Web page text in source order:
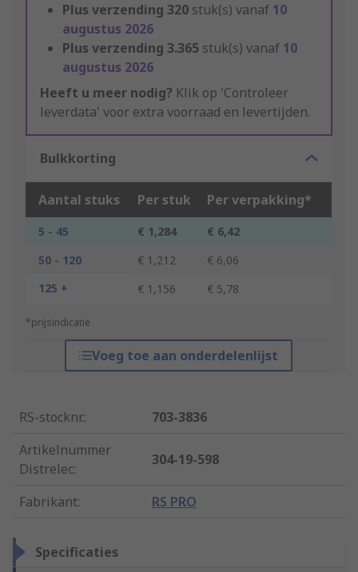
Plus verzending 320 stuk(s) vanaf 10
augustus 2026
Plus verzending 3.365 stuk(s) vanaf 10
augustus 2026
Heeft u meer nodig? Klik op 'Controleer
leverdata' voor extra voorraad en levertijden.
Bulkkorting
Aantal stuks Per stuk Per verpakking*
5 - 45 € 1,284
€ 6,42
50 - 120
€ 1,212
€ 6,06
125 +
€ 1,156 € 5,78
*prijsindicatie
Voeg toe aan onderdelenlijst
RS-stocknr.:
703-3836
Artikelnummer
Distrelec:
304-19-598
Fabrikant: RS PRO
Specificaties